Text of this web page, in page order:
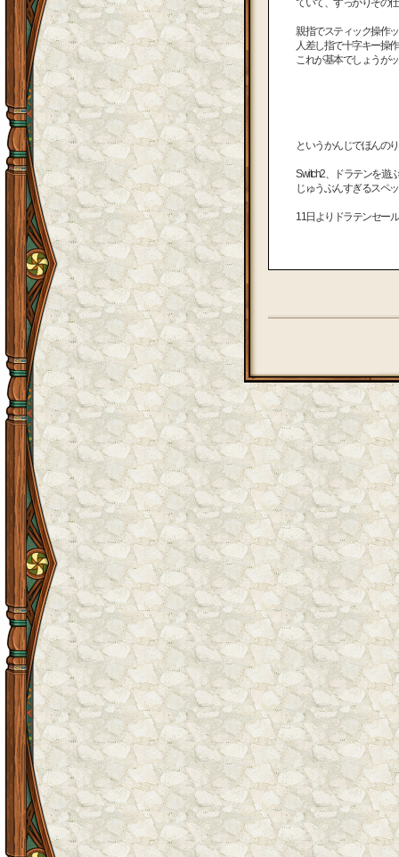
ていて、すっかりその
親指でスティック操作
人差し指で十字キー操
これが基本でしょうが
というかんじでほんの
Switch2、ドラテンを遊
じゅうぶんすぎるスペ
11日よりドラテンセー